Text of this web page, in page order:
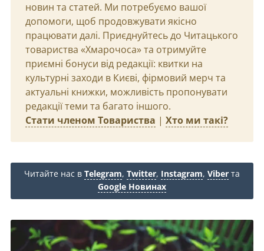
новин та статей. Ми потребуємо вашої
допомоги, щоб продовжувати якісно
працювати далі. Приєднуйтесь до Читацького
товариства «Хмарочоса» та отримуйте
приємні бонуси від редакції: квитки на
культурні заходи в Києві, фірмовий мерч та
актуальні книжки, можливість пропонувати
редакції теми та багато іншого.
Стати членом Товариства | Хто ми такі?
Читайте нас в Telegram, Twitter, Instagram, Viber та
Google Новинах